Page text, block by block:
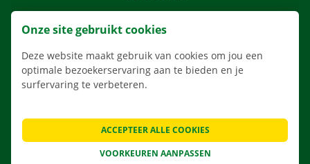
ONZE DIENSTEN
LOCATIES
APP
VERHUISOPLOSSINGEN
CONTACTEER ONS
Onze site gebruikt cookies
Deze website maakt gebruik van cookies om jou een
optimale bezoekerservaring aan te bieden en je
surfervaring te verbeteren.
VOORKEUREN AANPASSEN
ACCEPTEER ALLE COOKIES